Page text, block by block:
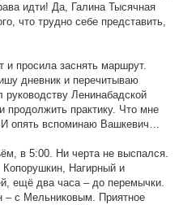
идти! Да, Галина Тысячная
что трудно себе представить,
и просила заснять маршрут.
дневник и перечитываю
Ленинабадской
продолжить практику. Что мне
опять вспоминаю Вашкевич…
в 5:00. Ни черта не выспался.
Нагирный и
ещё два часа – до перемычки.
– с Мельниковым. Приятное